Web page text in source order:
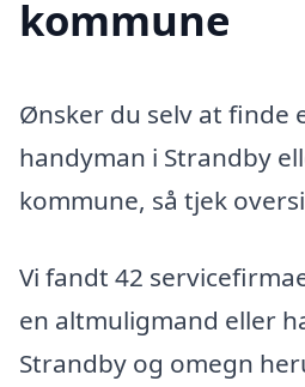
kommune
Ønsker du selv at finde
handyman i Strandby
kommune, så tjek
Vi fandt 42
en altmuligmand eller
Strandby og omegn